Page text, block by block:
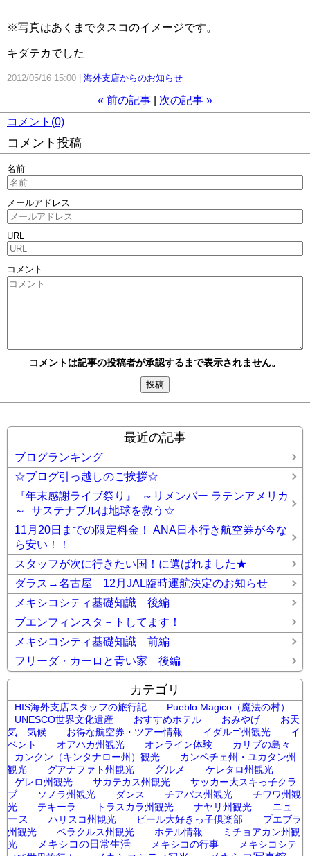
※写真はあくまでタスコのイメージです。
キダテカでした
2012/05/16 15:00 海外支店からのお知らせ
« 前の記事 次の記事 »
コメント(0)
コメント投稿
名前
メールアドレス
URL
コメント
コメントは記事の投稿者が承認するまで表示されません。
最近の記事
ブログランキング
☆ブログ引っ越しのご挨拶☆
『年末感謝ライブ祭り』 ～リメンバー ラテンアメリカ
～ サステナブルは地球を救う☆
11月20日までの限定料金！ ANA日本行き航空券が今な
ら安い！！
スタッフが次に行きたい国！に選ばれました★
ダラス→名古屋 12月JAL臨時運航決定のお知らせ
メキシコシティ基礎知識 後編
ブエンフィンスタ－トしてます！
メキシコシティ基礎知識 前編
フリーダ・カーロと青い家 後編
カテゴリ
HIS海外支店スタッフの旅行記
Pueblo Magico（魔法の村）
UNESCO世界文化遺産
おすすめホテル おみやげ
お天
気 気候
お得な航空券・ツアー情報 イダルゴ州観光
イ
ベント
オアハカ州観光 オンライン体験
カリブの島々
カンクン（キンタナロー州）観光
カンペチェ州・ユカタン州
観光
グアナファト州観光 グルメ
ケレタロ州観光
ゲレロ州観光
サカテカス州観光
サッカー大スキっ子クラ
ブ
ソノラ州観光 ダンス チアパス州観光
チワワ州観
光
テキーラ トラスカラ州観光 ナヤリ州観光
ニュ
ース
ハリスコ州観光 ビール大好きっ子倶楽部
プエブラ
州観光
ベラクルス州観光 ホテル情報
ミチョアカン州観
光
メキシコの日常生活 メキシコの行事
メキシコシテ